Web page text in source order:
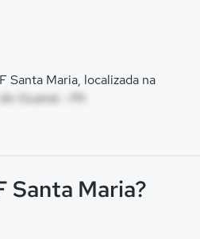
Santa Maria, localizada na
Guamá - PA
Santa Maria?